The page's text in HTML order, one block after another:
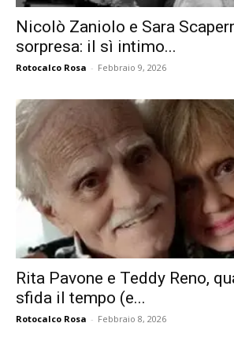
Nicolò Zaniolo e Sara
sorpresa: il sì intimo...
Rotocalco Rosa - Febbraio 9, 2026
Rita Pavone e Teddy Reno,
sfida il tempo (e...
Rotocalco Rosa - Febbraio 8, 2026